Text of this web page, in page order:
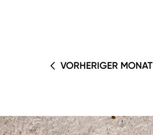
VORHERIGER MONAT